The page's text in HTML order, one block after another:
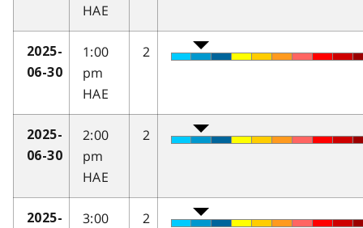
HAE
2025-
06-30
1:00
pm
HAE
2
2025-
06-30
2:00
pm
HAE
2
2025-
3:00
2